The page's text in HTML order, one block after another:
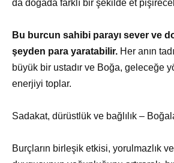
da doğada farklı bir şekilde et
Bu burcun sahibi parayı sever ve
şeyden para yaratabilir. Her anın
büyük bir ustadır ve Boğa, geleceğe
enerjiyi toplar.
Sadakat, dürüstlük ve bağlılık –
Burçların birleşik etkisi, yorulmazlık